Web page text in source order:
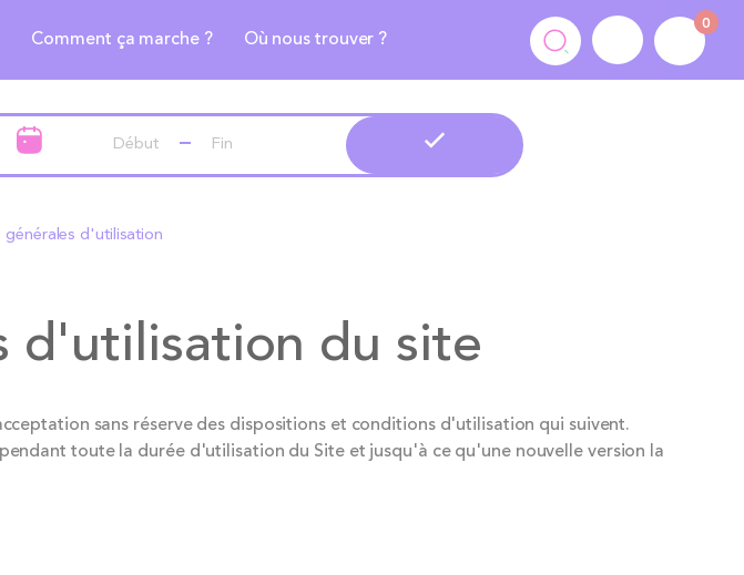
Comment ça marche ? Où nous trouver ?
0
d'utilisation
d'utilisation du site
sans réserve des dispositions et conditions d'utilisation qui suivent.
toute la durée d'utilisation du Site et jusqu'à ce qu'une nouvelle version la